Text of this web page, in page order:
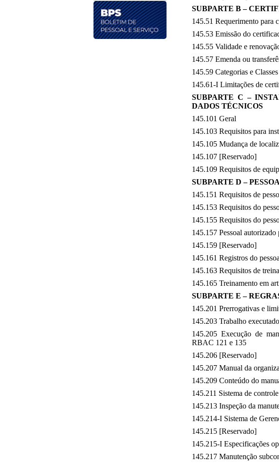
SUBPARTE B –
145.51 Requerimento para
145.53 Emissão do
145.55 Validade e
145.57 Emenda ou
145.59 Categorias e Classes
145.61-I Limitações de
SUBPARTE C –
DADOS TÉCNICOS
145.101 Geral
145.103 Requisitos para
145.105 Mudança de
145.107 [Reservado]
145.109 Requisitos de
SUBPARTE D –
145.151 Requisitos de
145.153 Requisitos do
145.155 Requisitos do
145.157 Pessoal
145.159 [Reservado]
145.161 Registros do
145.163 Requisitos de
145.165 Treinamento em
SUBPARTE E –
145.201 Prerrogativas e
145.203 Trabalho
145.205 Execução de
RBAC 121 e 135
145.206 [Reservado]
145.207 Manual da
145.209 Conteúdo do
145.211 Sistema de
145.213 Inspeção da
145.214-I Sistema de
145.215 [Reservado]
145.215-I Especificações
145.217 Manutenção